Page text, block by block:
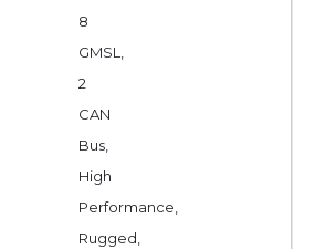
8
GMSL,
2
CAN
Bus,
High
Performance,
Rugged,